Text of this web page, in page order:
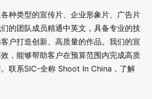
种类型的宣传片、企业形象片、广告片
的团队成员精通中英文，具备专业的技
户打造创新、高质量的作品。我们的宣
，能够帮助客户在预算范围内完成高质
联系SIC-全称 Shoot In China，了解